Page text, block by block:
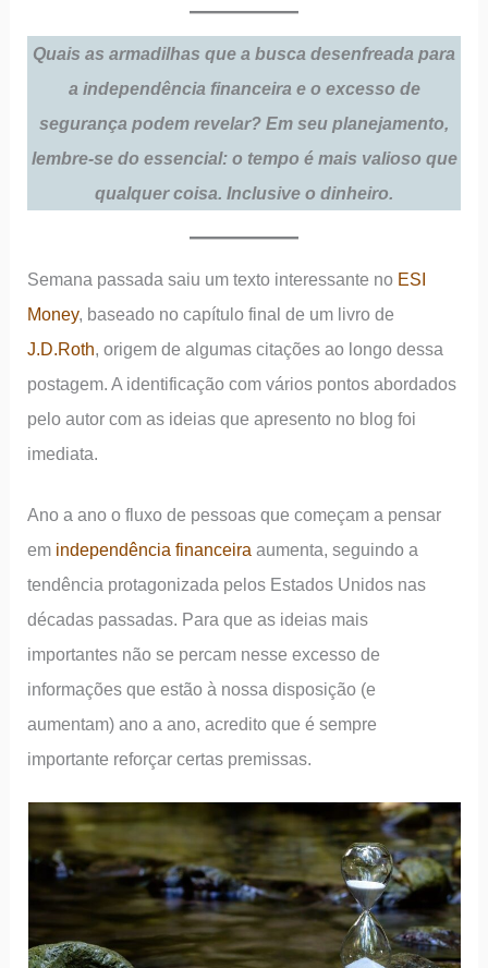
Quais as armadilhas que a busca desenfreada para
a independência financeira e o excesso de
segurança podem revelar? Em seu planejamento,
lembre-se do essencial: o tempo é mais valioso que
qualquer coisa. Inclusive o dinheiro.
Semana passada saiu um texto interessante no ESI
Money, baseado no capítulo final de um livro de
J.D.Roth, origem de algumas citações ao longo dessa
postagem. A identificação com vários pontos abordados
pelo autor com as ideias que apresento no blog foi
imediata.
Ano a ano o fluxo de pessoas que começam a pensar
em independência financeira aumenta, seguindo a
tendência protagonizada pelos Estados Unidos nas
décadas passadas. Para que as ideias mais
importantes não se percam nesse excesso de
informações que estão à nossa disposição (e
aumentam) ano a ano, acredito que é sempre
importante reforçar certas premissas.